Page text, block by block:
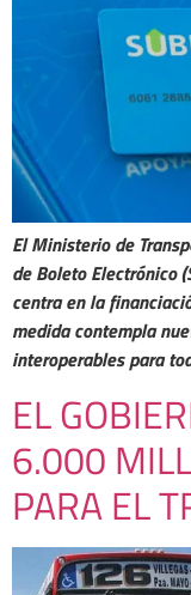
El Ministerio de
de Boleto Electrónico
centra en la
medida contempla
interoperables para
EL
6.000
PARA EL